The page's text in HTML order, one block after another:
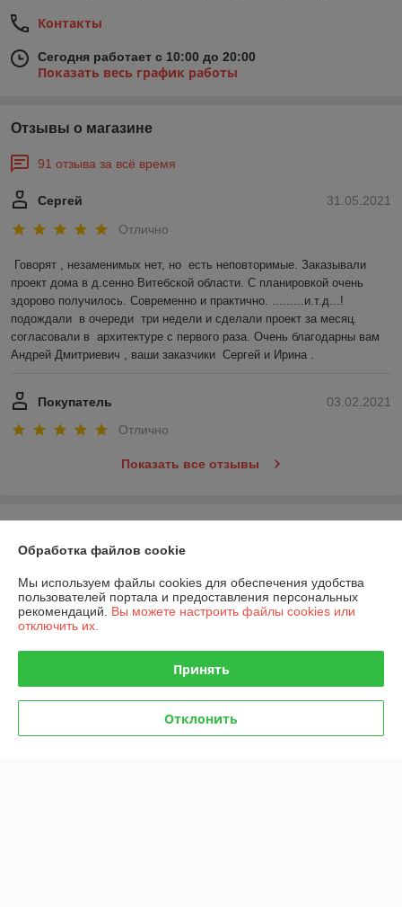
Контакты
Сегодня работает с 10:00 до 20:00
Показать весь график работы
Отзывы о магазине
91 отзыва за всё время
31.05.2021
Сергей
Отлично
Говорят , незаменимых нет, но  есть неповторимые. Заказывали
проект дома в д.сенно Витебской области. С планировкой очень
здорово получилось. Современно и практично. .........и.т.д...!
подождали  в очереди  три недели и сделали проект за месяц.
согласовали в  архитектуре с первого раза. Очень благодарны вам
Андрей Дмитриевич , ваши заказчики  Сергей и Ирина .
03.02.2021
Покупатель
Отлично
Показать все отзывы
О нас
Доставка и оплата
График работы
Политика обработки cookies
Обработка файлов cookie
Мы используем файлы cookies для обеспечения удобства
пользователей портала и предоставления персональных
рекомендаций. Вы можете настроить файлы cookies или
отключить их.
Принять
Отклонить